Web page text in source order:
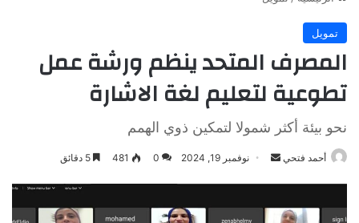
تمويل
المصرف المتحد ينظم ورشة عمل
تطوعية لتعليم لغة الاشارة
نحو بيئة أكثر شمولا لتمكين ذوي الهمم
أحمد فتحي
أرسل نوفمبر 19, 2024 0
481